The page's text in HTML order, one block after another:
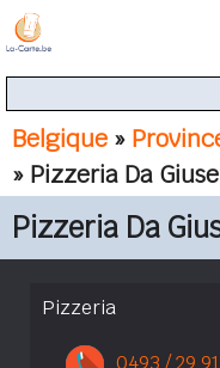
Belgique »
» Pizzeria Da
Pizzeria Da
Pizzeria